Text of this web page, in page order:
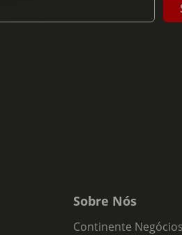
Sobre Nós
Continente Negócios